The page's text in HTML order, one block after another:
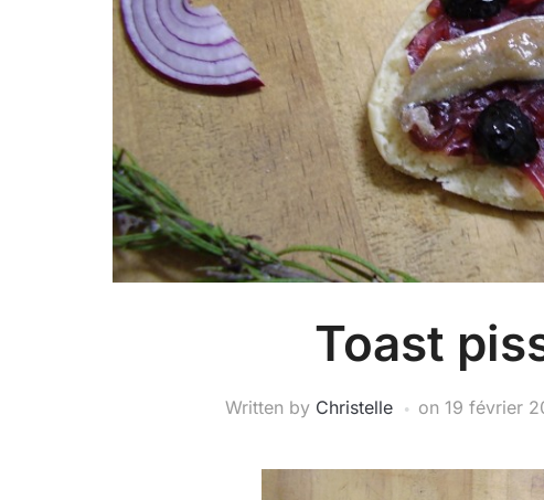
Toast
Written by Christelle on 19 février